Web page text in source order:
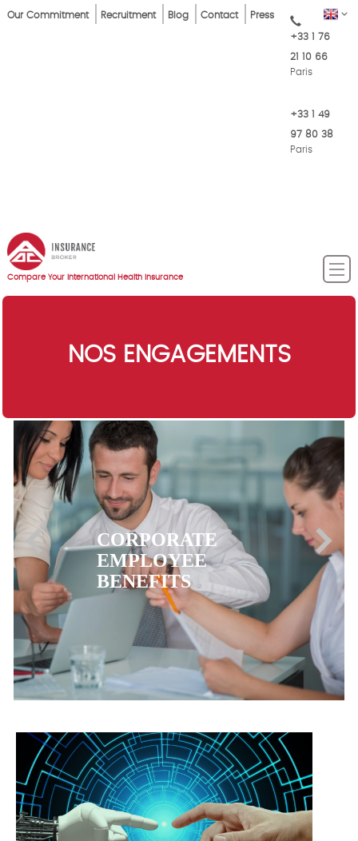
Skip
EN
Top
Our Commitment Recruitment Blog Contact Press
+33 1 76
21 10 66
Paris
+33 1 49
97 80 38
Paris
Compare Your International Health Insurance
NOS ENGAGEMENTS
EXPATRIATE
HEALTH
INSURANCE